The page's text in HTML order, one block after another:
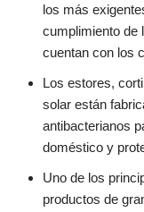
los más
cumplimiento de
cuentan con los
Los estores,
solar están
antibacterianos
doméstico y
Uno de los
productos de